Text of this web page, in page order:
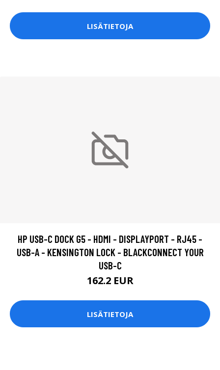
LISÄTIETOJA
HP USB-C DOCK G5 - HDMI - DISPLAYPORT - RJ45 -
USB-A - KENSINGTON LOCK - BLACKCONNECT YOUR
USB-C
162.2 EUR
LISÄTIETOJA